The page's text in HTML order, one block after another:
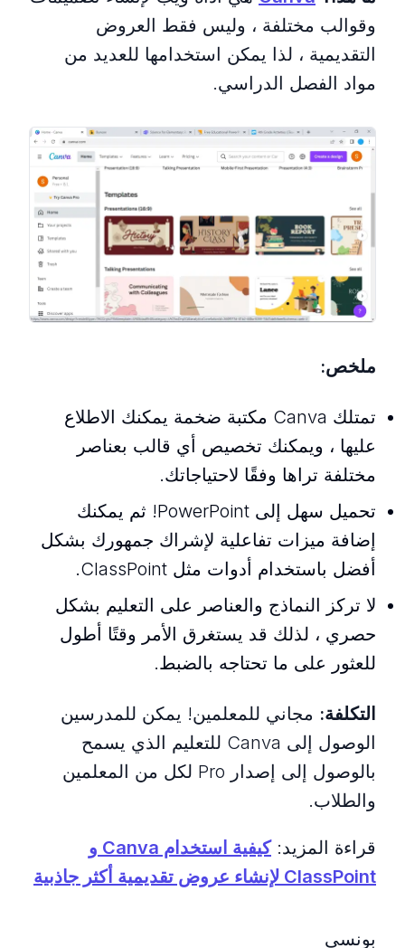
وقوالب مختلفة ، وليس فقط العروض
التقديمية ، لذا يمكن استخدامها للعديد من
مواد الفصل الدراسي.
ملخص:
تمتلك Canva مكتبة ضخمة يمكنك الاطلاع
عليها ، ويمكنك تخصيص أي قالب بعناصر
مختلفة تراها وفقًا لاحتياجاتك.
تحميل سهل إلى PowerPoint! ثم يمكنك
إضافة ميزات تفاعلية لإشراك جمهورك بشكل
أفضل باستخدام أدوات مثل ClassPoint.
لا تركز النماذج والعناصر على التعليم بشكل
حصري ، لذلك قد يستغرق الأمر وقتًا أطول
للعثور على ما تحتاجه بالضبط.
التكلفة: مجاني للمعلمين! يمكن للمدرسين
الوصول إلى Canva للتعليم الذي يسمح
بالوصول إلى إصدار Pro لكل من المعلمين
والطلاب.
قراءة المزيد:
كيفية استخدام Canva و
ClassPoint لإنشاء عروض تقديمية أكثر جاذبية
بونسي